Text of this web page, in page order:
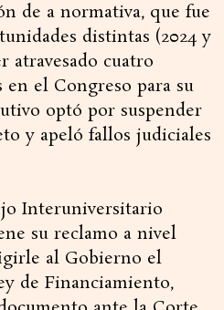
de a normativa, que fue
distintas (2024 y
atravesado cuatro
el Congreso para su
optó por suspender
y apeló fallos judiciales
Interuniversitario
su reclamo a nivel
al Gobierno el
de Financiamiento,